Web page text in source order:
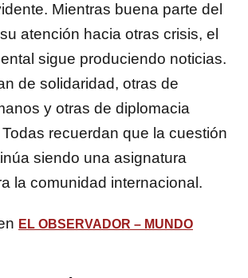
Mientras buena parte del
atención hacia otras crisis, el
sigue produciendo noticias.
de solidaridad, otras de
y otras de diplomacia
recuerdan que la cuestión
siendo una asignatura
la comunidad internacional.
EL OBSERVADOR – MUNDO